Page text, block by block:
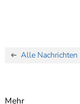
Alle Nachrichten
Mehr